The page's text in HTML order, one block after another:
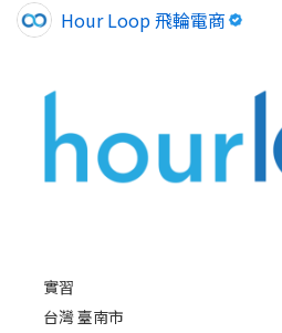
Hour Loop 飛輪電商
實習
台灣 臺南市